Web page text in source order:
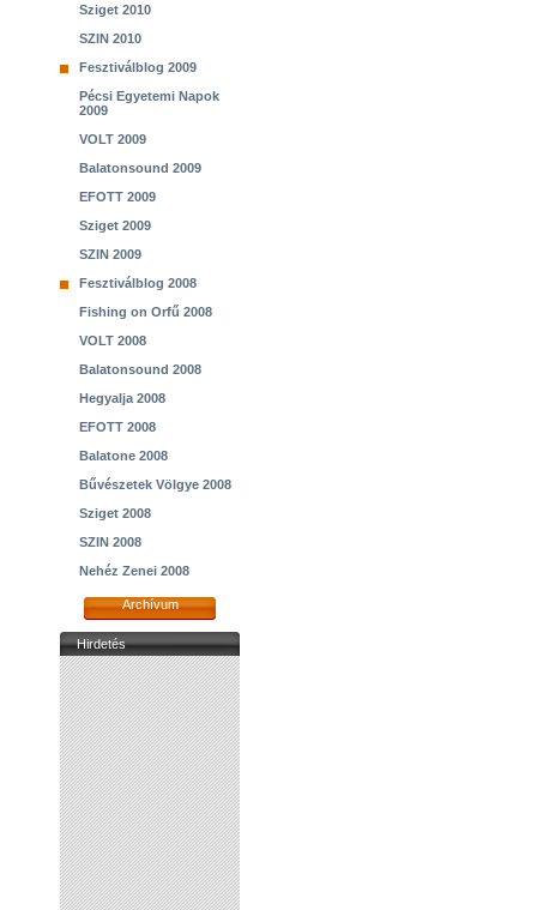
Sziget 2010
SZIN 2010
Fesztiválblog 2009
Pécsi Egyetemi Napok
2009
VOLT 2009
Balatonsound 2009
EFOTT 2009
Sziget 2009
SZIN 2009
Fesztiválblog 2008
Fishing on Orfű 2008
VOLT 2008
Balatonsound 2008
Hegyalja 2008
EFOTT 2008
Balatone 2008
Bűvészetek Völgye 2008
Sziget 2008
SZIN 2008
Nehéz Zenei 2008
Archívum
Hirdetés